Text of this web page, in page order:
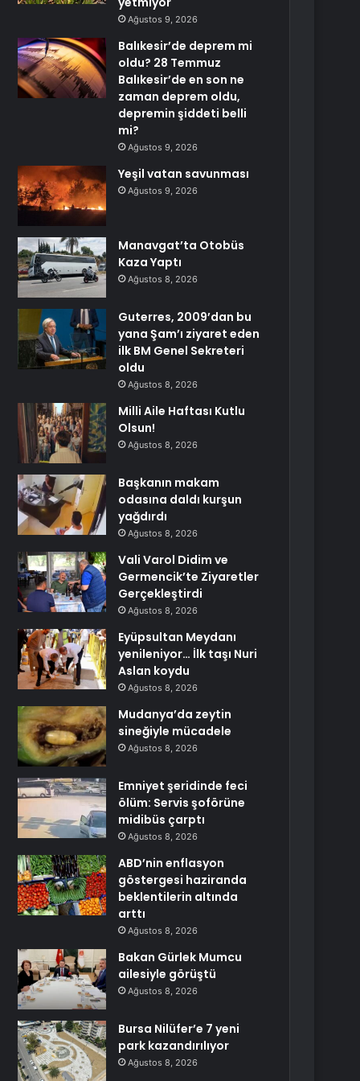
Ağustos 9, 2026
Balıkesir’de deprem mi
oldu? 28 Temmuz
Balıkesir’de en son ne
zaman deprem oldu,
depremin şiddeti belli
mi?
Ağustos 9, 2026
Yeşil vatan savunması
Ağustos 9, 2026
Manavgat’ta Otobüs
Kaza Yaptı
Ağustos 8, 2026
Guterres, 2009’dan bu
yana Şam’ı ziyaret eden
ilk BM Genel Sekreteri
oldu
Ağustos 8, 2026
Milli Aile Haftası Kutlu
Olsun!
Ağustos 8, 2026
Başkanın makam
odasına daldı kurşun
yağdırdı
Ağustos 8, 2026
Vali Varol Didim ve
Germencik’te Ziyaretler
Gerçekleştirdi
Ağustos 8, 2026
Eyüpsultan Meydanı
yenileniyor… İlk taşı Nuri
Aslan koydu
Ağustos 8, 2026
Mudanya’da zeytin
sineğiyle mücadele
Ağustos 8, 2026
Emniyet şeridinde feci
ölüm: Servis şoförüne
midibüs çarptı
Ağustos 8, 2026
ABD’nin enflasyon
göstergesi haziranda
beklentilerin altında
arttı
Ağustos 8, 2026
Bakan Gürlek Mumcu
ailesiyle görüştü
Ağustos 8, 2026
Bursa Nilüfer’e 7 yeni
park kazandırılıyor
Ağustos 8, 2026